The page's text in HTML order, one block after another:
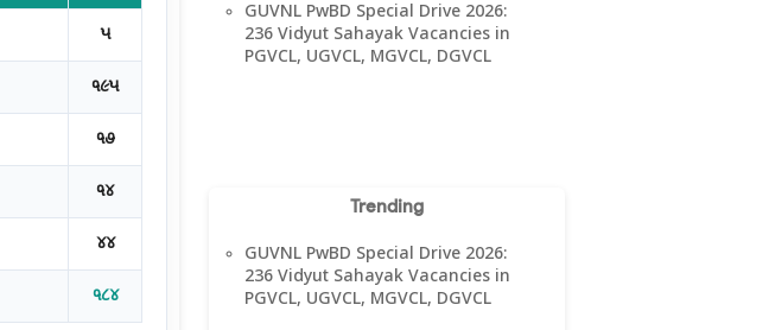
૫
૧૯૫
૧૭
૧૪
૪૪
૧૮૪
GUVNL PwBD Special Drive 2026:
236 Vidyut Sahayak Vacancies in
PGVCL, UGVCL, MGVCL, DGVCL
Trending
GUVNL PwBD Special Drive 2026:
236 Vidyut Sahayak Vacancies in
PGVCL, UGVCL, MGVCL, DGVCL